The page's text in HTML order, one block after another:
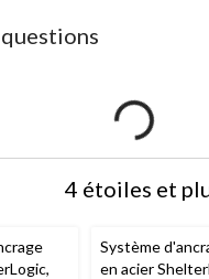
4 étoiles et
Système
en acier